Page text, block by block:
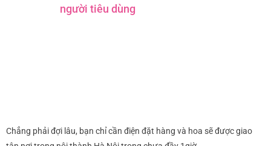
người tiêu dùng
Chẳng phải đợi lâu, bạn chỉ cần điện đặt hàng và hoa sẽ được giao